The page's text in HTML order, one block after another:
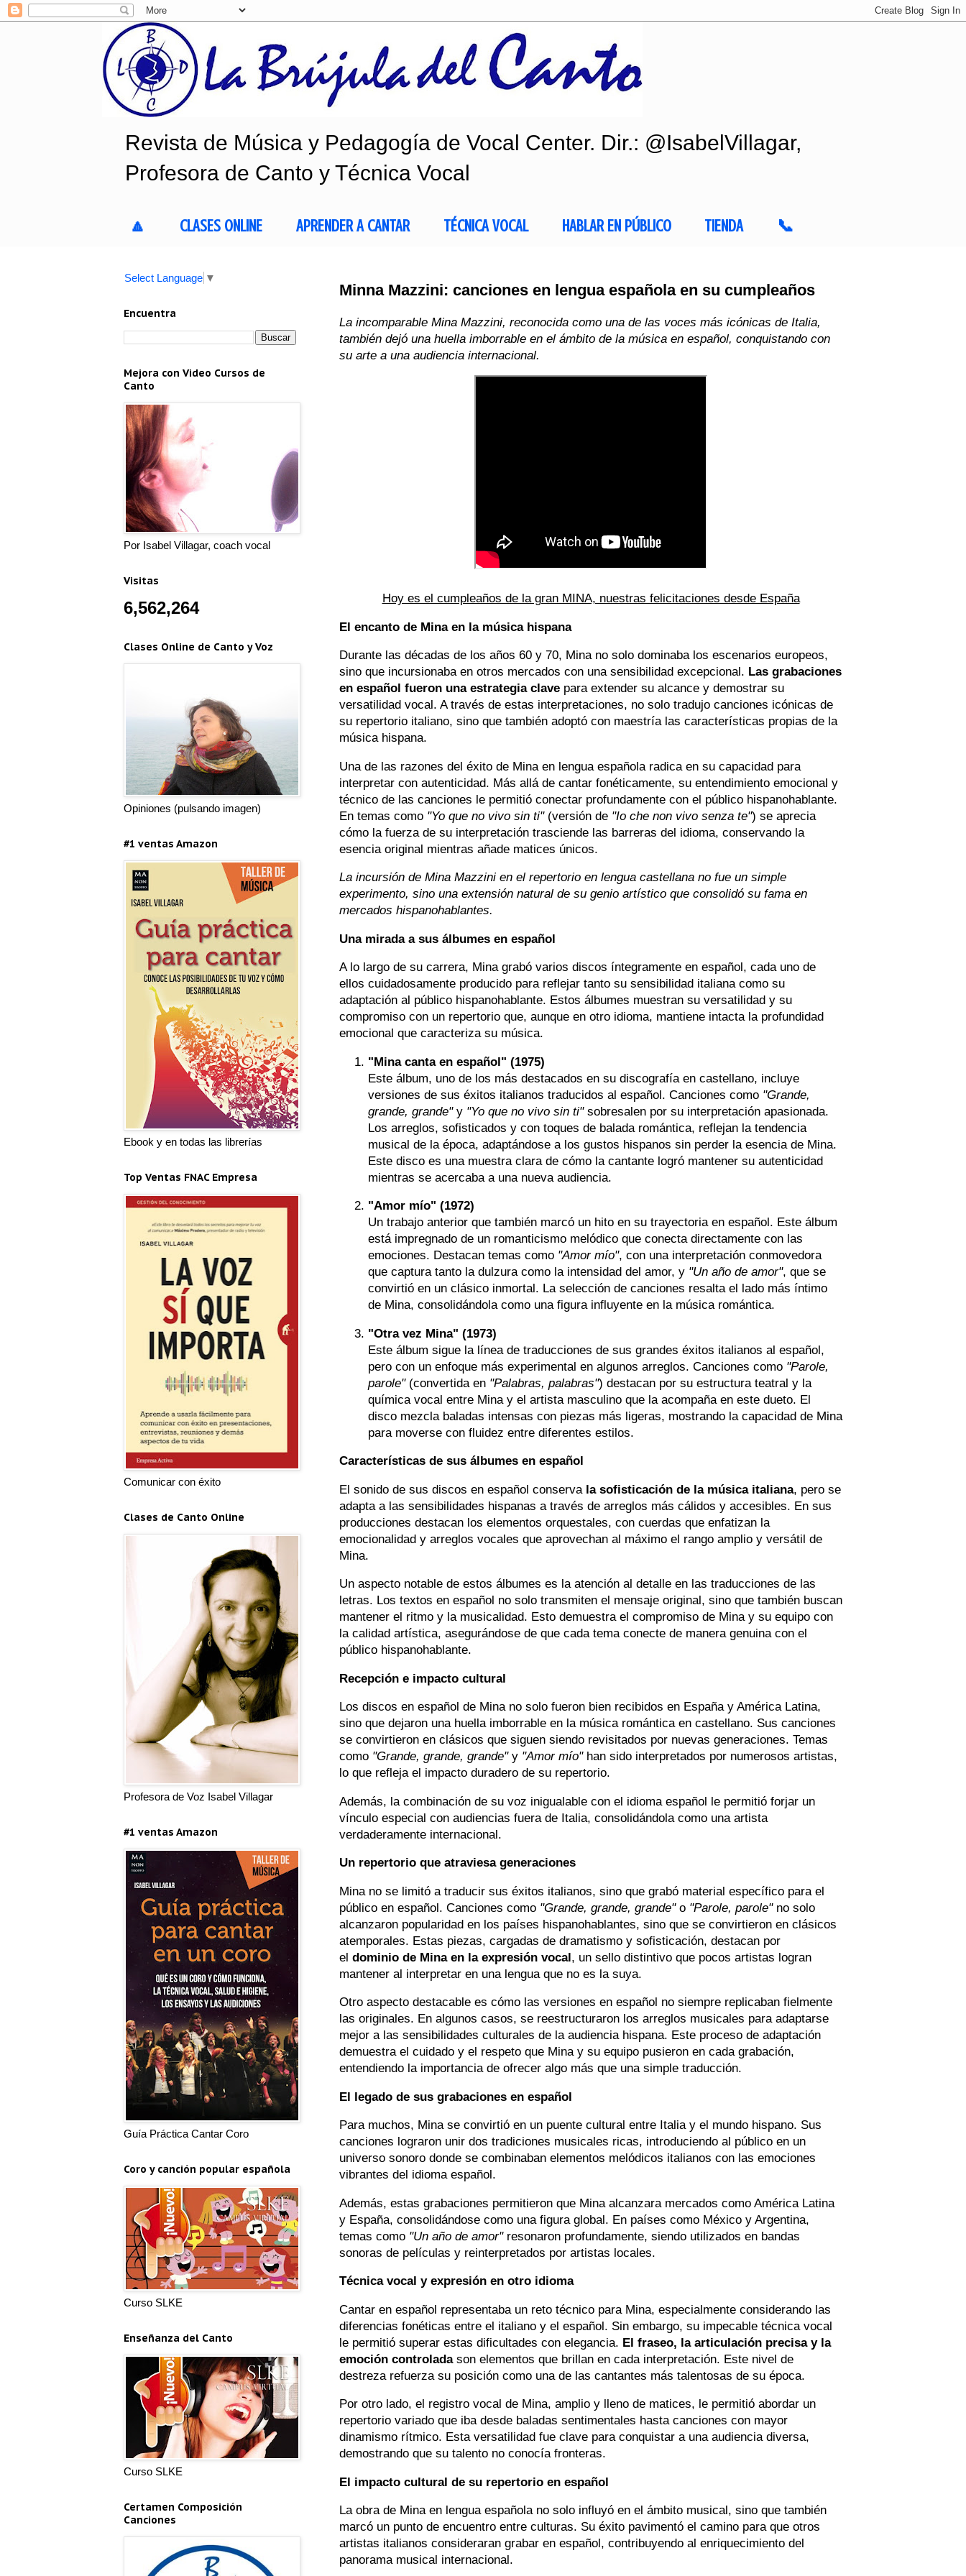
Revista de Música y Pedagogía de Vocal Center. Dir.: @IsabelVillagar,
Profesora de Canto y Técnica Vocal
🔼 CLASES ONLINE APRENDER A CANTAR TÉCNICA VOCAL HABLAR EN PÚBLICO TIENDA 📞
Minna Mazzini: canciones en lengua española en su cumpleaños
La incomparable Mina Mazzini, reconocida como una de las voces más icónicas de Italia,
también dejó una huella imborrable en el ámbito de la música en español, conquistando con
su arte a una audiencia internacional.
Hoy es el cumpleaños de la gran MINA, nuestras felicitaciones desde España
El encanto de Mina en la música hispana
Durante las décadas de los años 60 y 70, Mina no solo dominaba los escenarios europeos,
sino que incursionaba en otros mercados con una sensibilidad excepcional. Las grabaciones
en español fueron una estrategia clave para extender su alcance y demostrar su
versatilidad vocal. A través de estas interpretaciones, no solo tradujo canciones icónicas de
su repertorio italiano, sino que también adoptó con maestría las características propias de la
música hispana.
Una de las razones del éxito de Mina en lengua española radica en su capacidad para
interpretar con autenticidad. Más allá de cantar fonéticamente, su entendimiento emocional y
técnico de las canciones le permitió conectar profundamente con el público hispanohablante.
En temas como "Yo que no vivo sin ti"(versión de "Io che non vivo senza te") se aprecia
cómo la fuerza de su interpretación trasciende las barreras del idioma, conservando la
esencia original mientras añade matices únicos.
La incursión de Mina Mazzini en el repertorio en lengua castellana no fue un simple
experimento, sino una extensión natural de su genio artístico que consolidó su fama en
mercados hispanohablantes.
Una mirada a sus álbumes en español
A lo largo de su carrera, Mina grabó varios discos íntegramente en español, cada uno de
ellos cuidadosamente producido para reflejar tanto su sensibilidad italiana como su
adaptación al público hispanohablante. Estos álbumes muestran su versatilidad y su
compromiso con un repertorio que, aunque en otro idioma, mantiene intacta la profundidad
emocional que caracteriza su música.
"Mina canta en español" (1975)
Este álbum, uno de los más destacados en su discografía en castellano, incluye
versiones de sus éxitos italianos traducidos al español. Canciones como "Grande,
grande, grande"y "Yo que no vivo sin ti"sobresalen por su interpretación apasionada.
Los arreglos, sofisticados y con toques de balada romántica, reflejan la tendencia
musical de la época, adaptándose a los gustos hispanos sin perder la esencia de Mina.
Este disco es una muestra clara de cómo la cantante logró mantener su autenticidad
mientras se acercaba a una nueva audiencia.
"Amor mío" (1972)
Un trabajo anterior que también marcó un hito en su trayectoria en español. Este álbum
está impregnado de un romanticismo melódico que conecta directamente con las
emociones. Destacan temas como "Amor mío", con una interpretación conmovedora
que captura tanto la dulzura como la intensidad del amor, y "Un año de amor", que se
convirtió en un clásico inmortal. La selección de canciones resalta el lado más íntimo
de Mina, consolidándola como una figura influyente en la música romántica.
"Otra vez Mina" (1973)
Este álbum sigue la línea de traducciones de sus grandes éxitos italianos al español,
pero con un enfoque más experimental en algunos arreglos. Canciones como "Parole,
parole"(convertida en "Palabras, palabras") destacan por su estructura teatral y la
química vocal entre Mina y el artista masculino que la acompaña en este dueto. El
disco mezcla baladas intensas con piezas más ligeras, mostrando la capacidad de Mina
para moverse con fluidez entre diferentes estilos.
Características de sus álbumes en español
El sonido de sus discos en español conserva la sofisticación de la música italiana, pero se
adapta a las sensibilidades hispanas a través de arreglos más cálidos y accesibles. En sus
producciones destacan los elementos orquestales, con cuerdas que enfatizan la
emocionalidad y arreglos vocales que aprovechan al máximo el rango amplio y versátil de
Mina.
Un aspecto notable de estos álbumes es la atención al detalle en las traducciones de las
letras. Los textos en español no solo transmiten el mensaje original, sino que también buscan
mantener el ritmo y la musicalidad. Esto demuestra el compromiso de Mina y su equipo con
la calidad artística, asegurándose de que cada tema conecte de manera genuina con el
público hispanohablante.
Recepción e impacto cultural
Los discos en español de Mina no solo fueron bien recibidos en España y América Latina,
sino que dejaron una huella imborrable en la música romántica en castellano. Sus canciones
se convirtieron en clásicos que siguen siendo revisitados por nuevas generaciones. Temas
como "Grande, grande, grande"y "Amor mío"han sido interpretados por numerosos artistas,
lo que refleja el impacto duradero de su repertorio.
Además, la combinación de su voz inigualable con el idioma español le permitió forjar un
vínculo especial con audiencias fuera de Italia, consolidándola como una artista
verdaderamente internacional.
Un repertorio que atraviesa generaciones
Mina no se limitó a traducir sus éxitos italianos, sino que grabó material específico para el
público en español. Canciones como "Grande, grande, grande"o "Parole, parole"no solo
alcanzaron popularidad en los países hispanohablantes, sino que se convirtieron en clásicos
atemporales. Estas piezas, cargadas de dramatismo y sofisticación, destacan por
el dominio de Mina en la expresión vocal, un sello distintivo que pocos artistas logran
mantener al interpretar en una lengua que no es la suya.
Otro aspecto destacable es cómo las versiones en español no siempre replicaban fielmente
las originales. En algunos casos, se reestructuraron los arreglos musicales para adaptarse
mejor a las sensibilidades culturales de la audiencia hispana. Este proceso de adaptación
demuestra el cuidado y el respeto que Mina y su equipo pusieron en cada grabación,
entendiendo la importancia de ofrecer algo más que una simple traducción.
El legado de sus grabaciones en español
Para muchos, Mina se convirtió en un puente cultural entre Italia y el mundo hispano. Sus
canciones lograron unir dos tradiciones musicales ricas, introduciendo al público en un
universo sonoro donde se combinaban elementos melódicos italianos con las emociones
vibrantes del idioma español.
Además, estas grabaciones permitieron que Mina alcanzara mercados como América Latina
y España, consolidándose como una figura global. En países como México y Argentina,
temas como "Un año de amor"resonaron profundamente, siendo utilizados en bandas
sonoras de películas y reinterpretados por artistas locales.
Técnica vocal y expresión en otro idioma
Cantar en español representaba un reto técnico para Mina, especialmente considerando las
diferencias fonéticas entre el italiano y el español. Sin embargo, su impecable técnica vocal
le permitió superar estas dificultades con elegancia. El fraseo, la articulación precisa y la
emoción controladason elementos que brillan en cada interpretación. Este nivel de
destreza refuerza su posición como una de las cantantes más talentosas de su época.
Por otro lado, el registro vocal de Mina, amplio y lleno de matices, le permitió abordar un
repertorio variado que iba desde baladas sentimentales hasta canciones con mayor
dinamismo rítmico. Esta versatilidad fue clave para conquistar a una audiencia diversa,
demostrando que su talento no conocía fronteras.
El impacto cultural de su repertorio en español
La obra de Mina en lengua española no solo influyó en el ámbito musical, sino que también
marcó un punto de encuentro entre culturas. Su éxito pavimentó el camino para que otros
artistas italianos consideraran grabar en español, contribuyendo al enriquecimiento del
panorama musical internacional.
Select Language ▼
Encuentra
Mejora con Video Cursos de
Canto
Por Isabel Villagar, coach vocal
Visitas
6,562,264
Clases Online de Canto y Voz
Opiniones (pulsando imagen)
#1 ventas Amazon
Ebook y en todas las librerías
Top Ventas FNAC Empresa
Comunicar con éxito
Clases de Canto Online
Profesora de Voz Isabel Villagar
#1 ventas Amazon
Guía Práctica Cantar Coro
Coro y canción popular española
Curso SLKE
Enseñanza del Canto
Curso SLKE
Certamen Composición
Canciones